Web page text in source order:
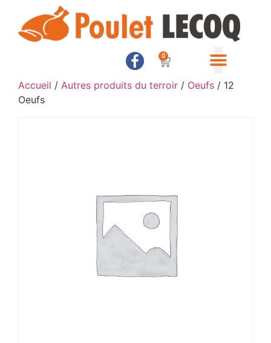
0
Accueil / Autres produits du terroir / Oeufs / 12
Oeufs